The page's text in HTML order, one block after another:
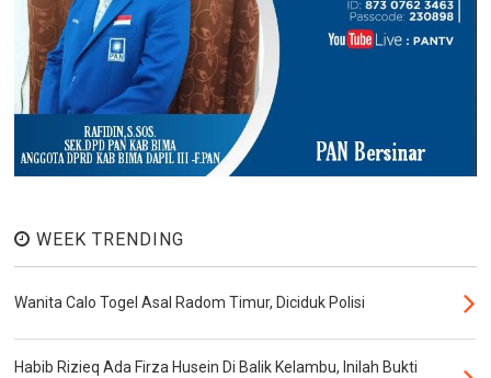
WEEK TRENDING
Wanita Calo Togel Asal Radom Timur, Diciduk Polisi
Habib Rizieq Ada Firza Husein Di Balik Kelambu, Inilah Bukti